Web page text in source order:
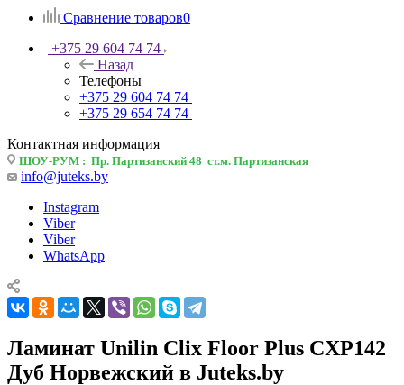
Сравнение товаров0
+375 29 604 74 74
Назад
Телефоны
+375 29 604 74 74
+375 29 654 74 74
Контактная информация
ШОУ-РУМ : Пр. Партизанский 48 ст.м. Партизанская
info@juteks.by
Instagram
Viber
Viber
WhatsApp
Ламинат Unilin Clix Floor Plus CXP142
Дуб Норвежский в Juteks.by